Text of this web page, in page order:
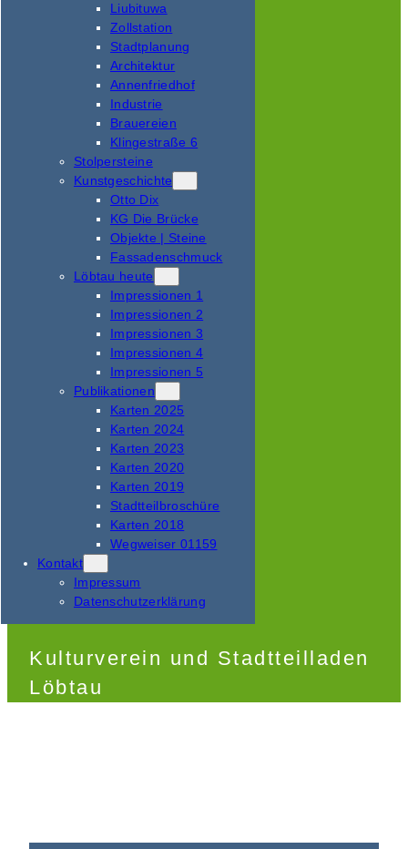
Liubituwa
Zollstation
Stadtplanung
Architektur
Annenfriedhof
Industrie
Brauereien
Klingestraße 6
Stolpersteine
Kunstgeschichte
Otto Dix
KG Die Brücke
Objekte | Steine
Fassadenschmuck
Löbtau heute
Impressionen 1
Impressionen 2
Impressionen 3
Impressionen 4
Impressionen 5
Publikationen
Karten 2025
Karten 2024
Karten 2023
Karten 2020
Karten 2019
Stadtteilbroschüre
Karten 2018
Wegweiser 01159
Kontakt
Impressum
Datenschutzerklärung
Kulturverein und Stadtteilladen
Löbtau